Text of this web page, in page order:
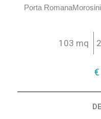
Porta
103 mq